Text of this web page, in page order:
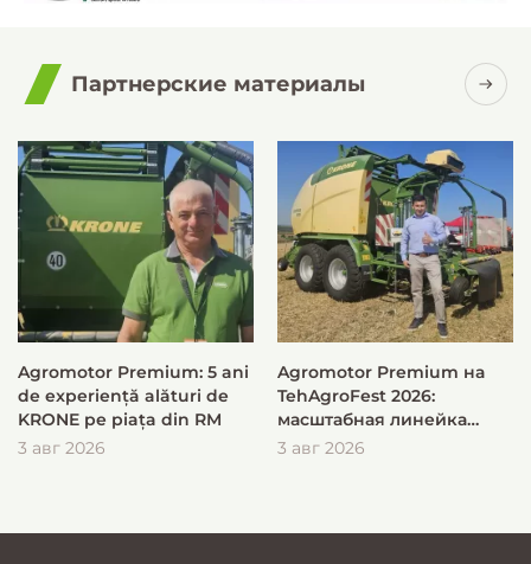
Партнерские материалы
Agromotor Premium: 5 ani
de experiență alături de
KRONE pe piața din RM
3 авг 2026
Agromotor Premium на
TehAgroFest 2026:
масштабная линейка
KRONE для быстрой и
3 авг 2026